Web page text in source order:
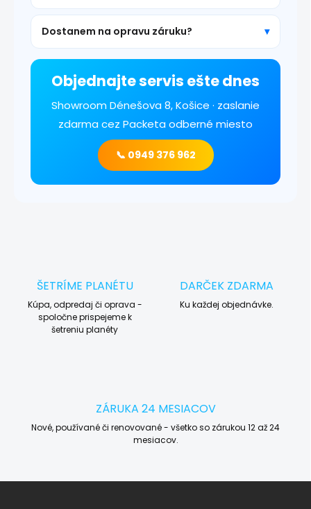
Dostanem na opravu záruku?
Objednajte servis ešte dnes
Showroom Dénešova 8, Košice · zaslanie
zdarma cez Packeta odberné miesto
📞 0949 376 962
ŠETRÍME PLANÉTU
Kúpa, odpredaj či oprava -
spoločne prispejeme k
šetreniu planéty
DARČEK ZDARMA
Ku každej objednávke.
ZÁRUKA 24 MESIACOV
Nové, používané či renovované - všetko so zárukou 12 až 24
mesiacov.